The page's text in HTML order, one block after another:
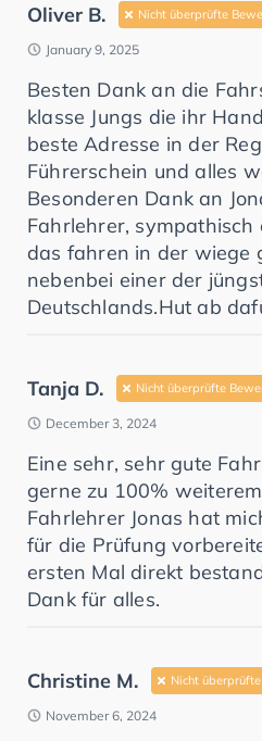
Oliver B. Nicht überprüfte
January 9, 2025
Besten Dank an die
klasse Jungs die ihr
beste Adresse in der
Führerschein und alles
Besonderen Dank an
Fahrlehrer,
das fahren in der wiege
nebenbei einer der
Deutschlands.Hut ab
Tanja D. Nicht überprüfte
December 3, 2024
Eine sehr, sehr gute
gerne zu 100%
Fahrlehrer Jonas hat
für die Prüfung
ersten Mal direkt
Dank für alles.
Christine M. Nicht
November 6, 2024